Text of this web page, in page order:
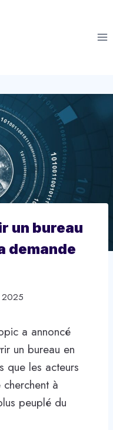
un bureau
demande
a annoncé
un bureau en
que les acteurs
à
peuplé du